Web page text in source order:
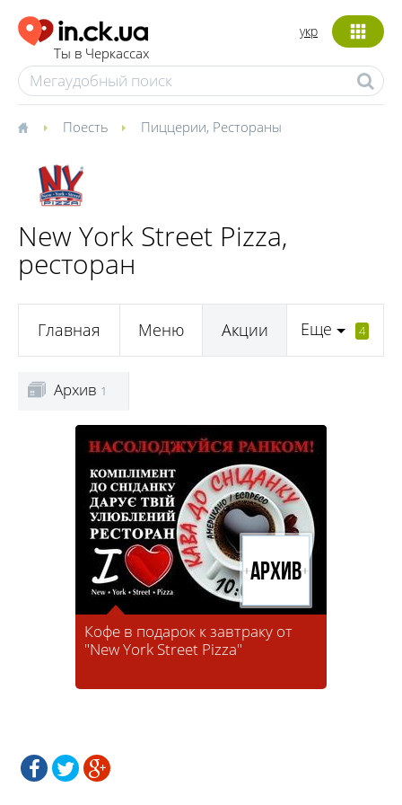
Ты в Черкассах
укр
Поесть Пиццерии, Рестораны
New York Street Pizza,
ресторан
Главная Меню Акции Еще 4
Архив 1
Кофе в подарок к завтраку от
"New York Street Pizza"
Архив